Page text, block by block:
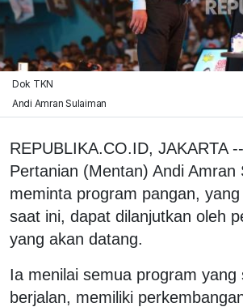
Dok TKN
Andi Amran Sulaiman
REPUBLIKA.CO.ID, JAKARTA
Pertanian (Mentan) Andi Amran
meminta program pangan,
saat ini, dapat dilanjutkan oleh
yang akan datang.
Ia menilai semua program yang
berjalan, memiliki